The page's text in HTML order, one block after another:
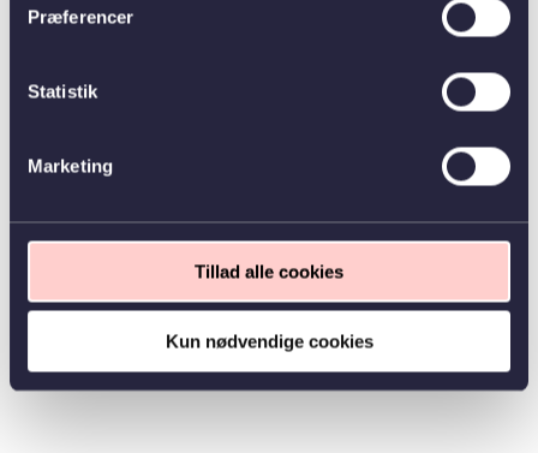
Præferencer
Statistik
Marketing
Tillad alle cookies
Kun nødvendige cookies